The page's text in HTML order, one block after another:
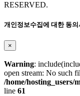
RESERVED.
개인정보수집에 대한 동의
×
Warning:
open stream: No such
/home/
line 61